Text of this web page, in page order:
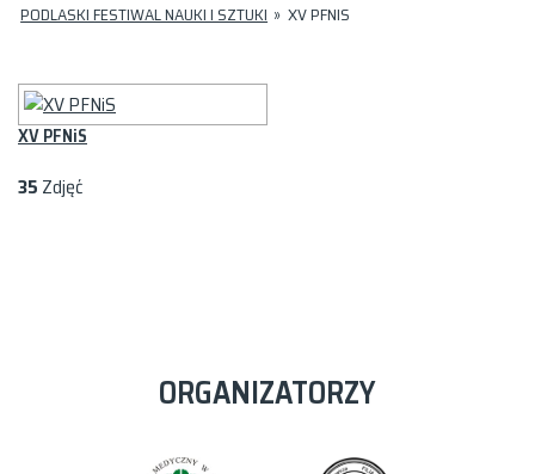
PODLASKI FESTIWAL NAUKI I SZTUKI » XV PFNIS
XV PFNiS
35 Zdjęć
ORGANIZATORZY